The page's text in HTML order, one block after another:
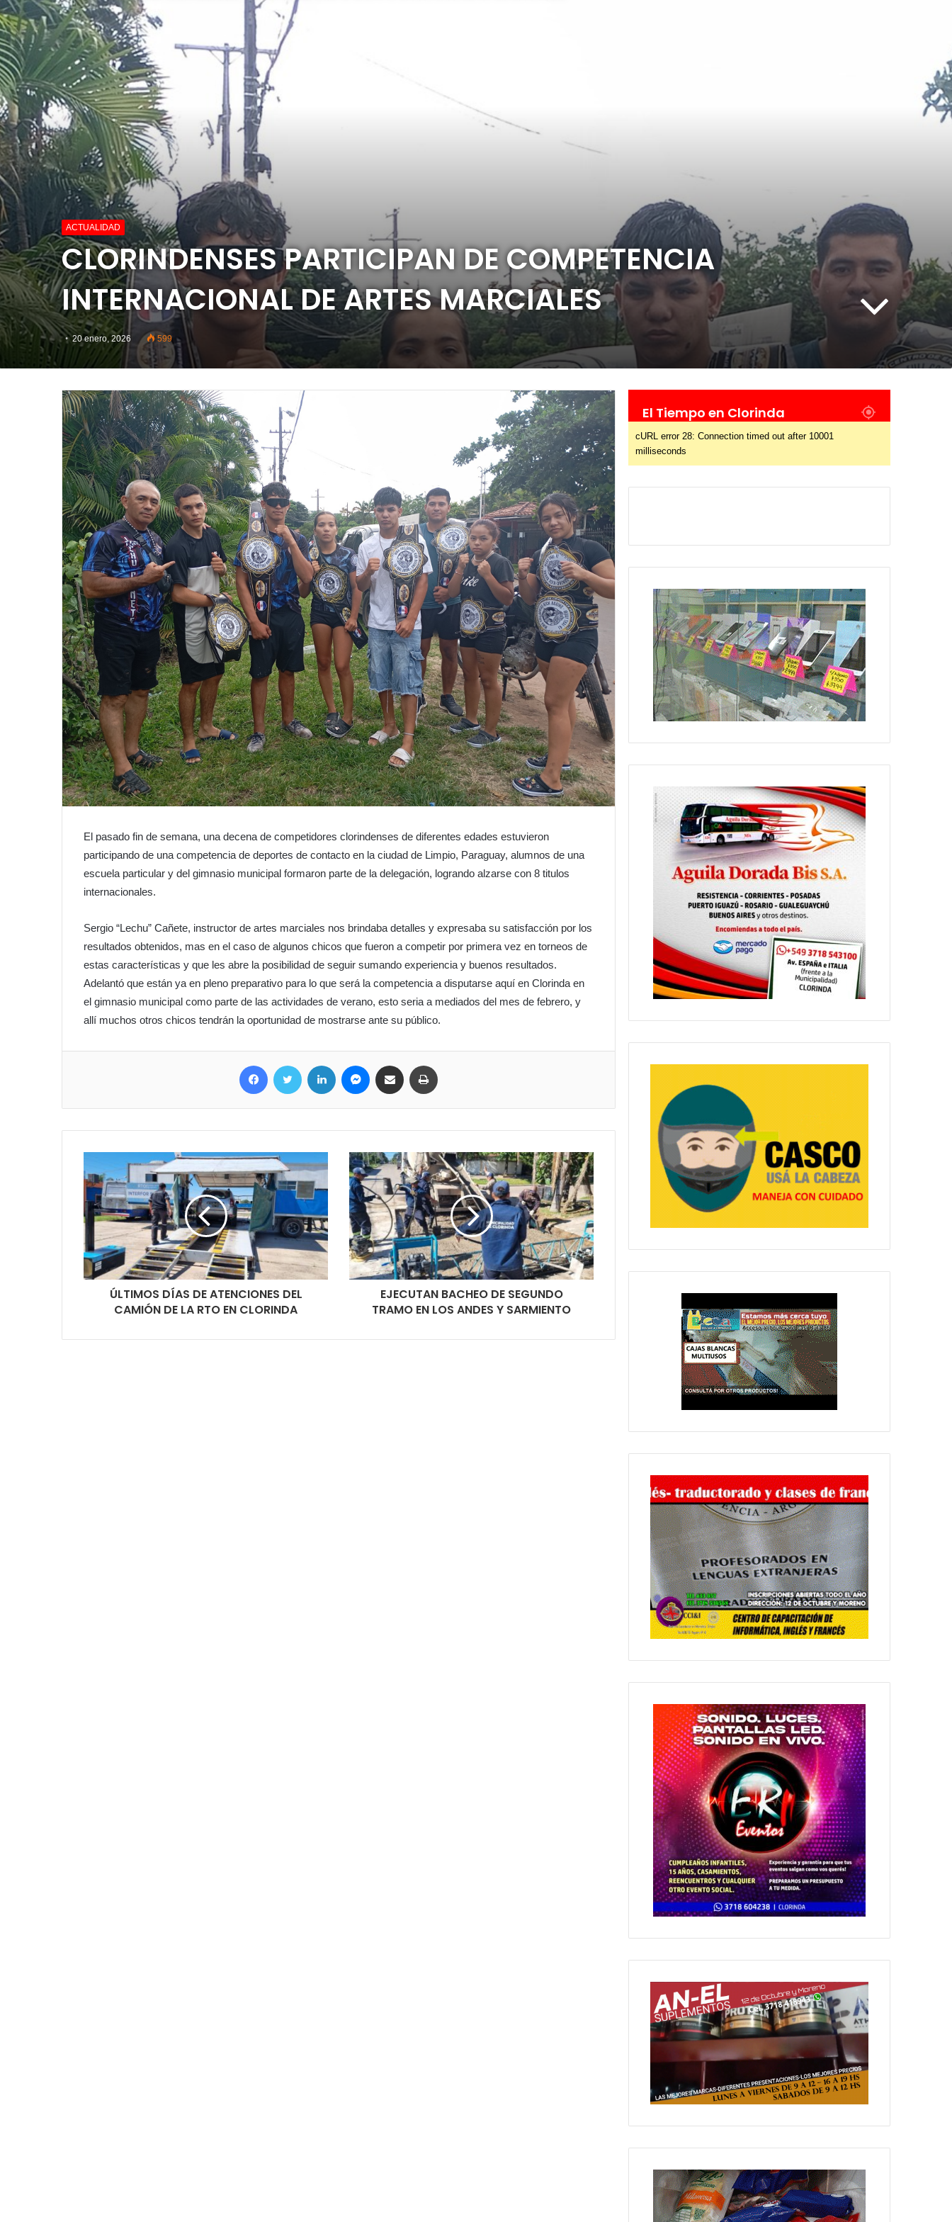
ACTUALIDAD
CLORINDENSES PARTICIPAN DE COMPETENCIA
INTERNACIONAL DE ARTES MARCIALES
20 enero, 2026 599
El pasado fin de semana, una decena de competidores clorindenses de diferentes edades estuvieron
participando de una competencia de deportes de contacto en la ciudad de Limpio, Paraguay, alumnos de una
escuela particular y del gimnasio municipal formaron parte de la delegación, logrando alzarse con 8 titulos
internacionales.
Sergio “Lechu” Cañete, instructor de artes marciales nos brindaba detalles y expresaba su satisfacción por los
resultados obtenidos, mas en el caso de algunos chicos que fueron a competir por primera vez en torneos de
estas características y que les abre la posibilidad de seguir sumando experiencia y buenos resultados.
Adelantó que están ya en pleno preparativo para lo que será la competencia a disputarse aquí en Clorinda en
el gimnasio municipal como parte de las actividades de verano, esto seria a mediados del mes de febrero, y
allí muchos otros chicos tendrán la oportunidad de mostrarse ante su público.
ÚLTIMOS DÍAS DE ATENCIONES DEL
CAMIÓN DE LA RTO EN CLORINDA
EJECUTAN BACHEO DE SEGUNDO
TRAMO EN LOS ANDES Y SARMIENTO
El Tiempo en Clorinda
cURL error 28: Connection timed out after 10001
milliseconds